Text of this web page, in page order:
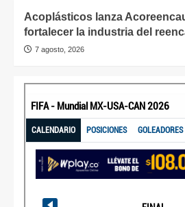
Acoplásticos lanza
fortalecer la industria del
7 agosto, 2026